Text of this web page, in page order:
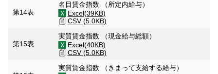
第14表
名目賃金指数 （所定内給与）
Excel(39KB)
CSV (5.0KB)
第15表
実質賃金指数 （現金給与総額）
Excel(40KB)
CSV (5.0KB)
実質賃金指数 （きまって支給する給与）